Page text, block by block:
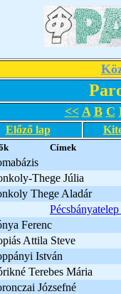
<< A B C
Előző lap
Címek
Thege Júlia
Thege Aladár
Ferenc
Attila Steve
István
Terebes Mária
Józsefné